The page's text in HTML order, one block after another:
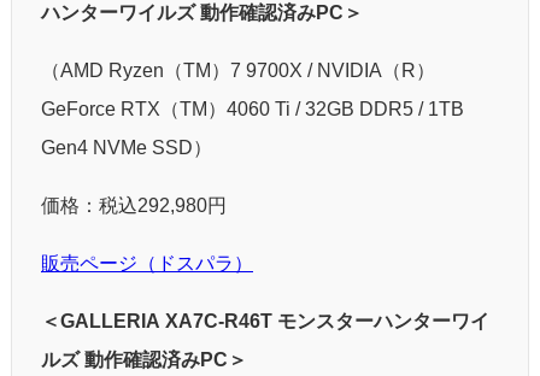
ハンターワイルズ 動作確認済みPC＞
（AMD Ryzen（TM）7 9700X / NVIDIA（R）
GeForce RTX（TM）4060 Ti / 32GB DDR5 / 1TB
Gen4 NVMe SSD）
価格：税込292,980円
販売ページ（ドスパラ）
＜GALLERIA XA7C-R46T モンスターハンターワイ
ルズ 動作確認済みPC＞